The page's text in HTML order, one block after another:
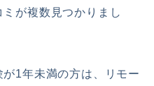
が複数見つかりまし
1年未満の方は、リモー